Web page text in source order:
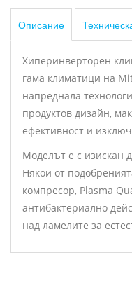
Описание
Хиперинверторен
гама климатици на
напреднала
продуктов дизайн,
ефективност и
Моделът е с изискан
Някои от
компресор, Plasma
антибактериално
над ламелите за